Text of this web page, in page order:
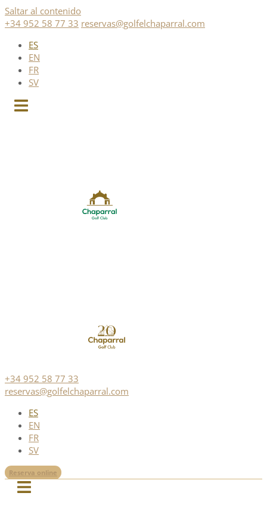
Saltar al contenido
+34 952 58 77 33 reservas@golfelchaparral.com
ES
EN
FR
SV
+34 952 58 77 33
reservas@golfelchaparral.com
ES
EN
FR
SV
Reserva online